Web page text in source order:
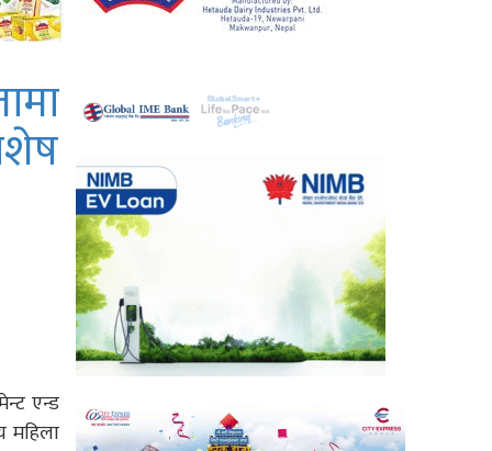
एन्ड
महिला